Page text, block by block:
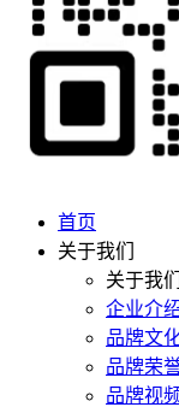
首页
关于我们
关于我们
企业介
品牌文
品牌荣
品牌视